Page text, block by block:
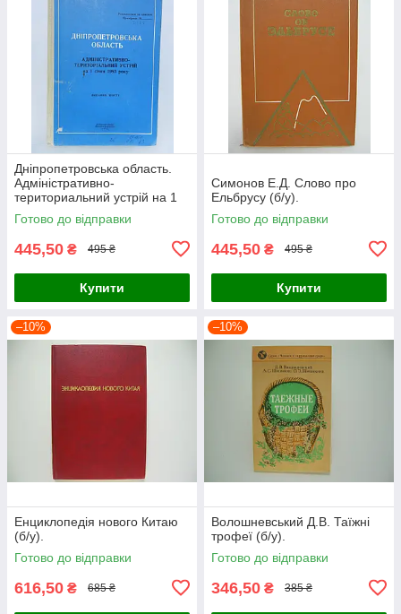
Дніпропетровська область.
Адміністративно-
териториальний устрій на 1
січня 1983 року (б/у).
Готово до відправки
445,50 ₴ 495 ₴
Купити
Симонов Е.Д. Слово про
Ельбрусу (б/у).
Готово до відправки
445,50 ₴ 495 ₴
Купити
–10%
Енциклопедія нового Китаю
(б/у).
Готово до відправки
616,50 ₴ 685 ₴
–10%
Волошневський Д.В. Таїжні
трофеї (б/у).
Готово до відправки
346,50 ₴ 385 ₴